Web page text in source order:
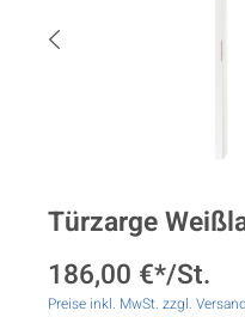
Türzarge
186,00 €*/St.
Preise inkl. MwSt. zzgl.